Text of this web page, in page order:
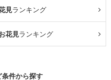
見ランキング
花見ランキング
条件から探す